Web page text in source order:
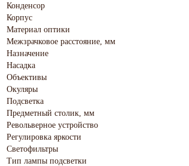
Конденсор
Корпус
Материал оптики
Межзрачковое расстояние, мм
Назначение
Насадка
Объективы
Окуляры
Подсветка
Предметный столик, мм
Револьверное устройство
Регулировка яркости
Светофильтры
Тип лампы подсветки